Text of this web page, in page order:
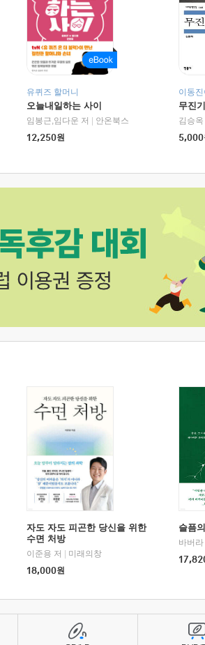
유퀴즈 할머니
오늘내일하는 사이
임봉근,임다운 저
안온북스
12,250원
이동
무진
김승옥
5,000
자도 자도 피곤한 당신을 위한
수면 처방
이준용 저
미래의창
18,000원
슬픔
바버